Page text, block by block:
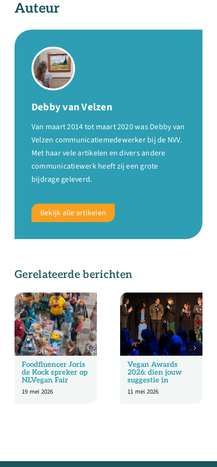
Auteur
Debby van Velzen
Van maart 2014 tot maart 2020 was Debby van
Velzen communicatiemedewerker bij de NVV.
Met haar vele artikelen en divers andere
communicatiewerk heeft zij een grote
bijdrage geleverd.
Bekijk alle artikelen
Gerelateerde berichten
Foodfluencer Joris
de Kock spreker op
NLVegan Fair
19 mei 2026
Vegan Awards
2026: dien jouw
suggestie in
11 mei 2026